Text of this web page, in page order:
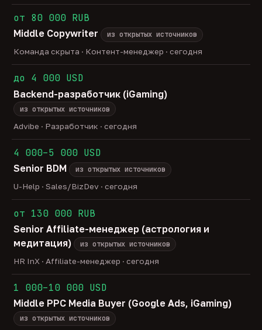
от 80 000 RUB
Middle Copywriter
из открытых источников
Команда скрыта · Контент-менеджер · сегодня
до 4 000 USD
Backend-разработчик (iGaming)
из открытых источников
Advibe · Разработчик · сегодня
4 000–5 000 USD
Senior BDM
из открытых источников
U-Help · Sales/BizDev · сегодня
от 130 000 RUB
Senior Affiliate-менеджер (астрология и
медитация)
из открытых источников
HR InX · Affiliate-менеджер · сегодня
1 000–10 000 USD
Middle PPC Media Buyer (Google Ads, iGaming)
из открытых источников